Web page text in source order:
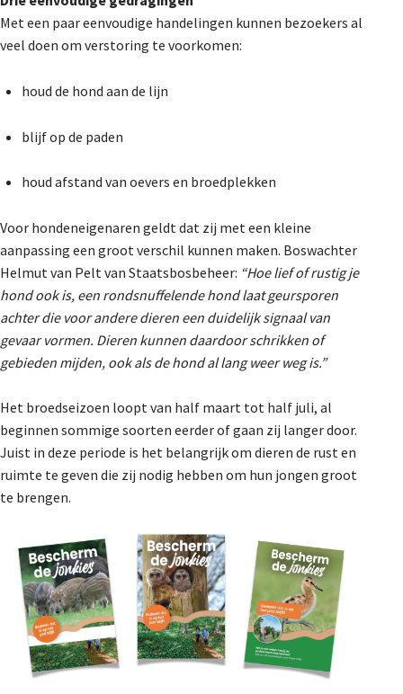
Met een paar eenvoudige handelingen kunnen bezoekers al
veel doen om verstoring te voorkomen:
houd de hond aan de lijn
blijf op de paden
houd afstand van oevers en broedplekken
Voor hondeneigenaren geldt dat zij met een kleine
aanpassing een groot verschil kunnen maken. Boswachter
Helmut van Pelt van Staatsbosbeheer: “Hoe lief of rustig je
hond ook is, een rondsnuffelende hond laat geursporen
achter die voor andere dieren een duidelijk signaal van
gevaar vormen. Dieren kunnen daardoor schrikken of
gebieden mijden, ook als de hond al lang weer weg is.”
Het broedseizoen loopt van half maart tot half juli, al
beginnen sommige soorten eerder of gaan zij langer door.
Juist in deze periode is het belangrijk om dieren de rust en
ruimte te geven die zij nodig hebben om hun jongen groot
te brengen.